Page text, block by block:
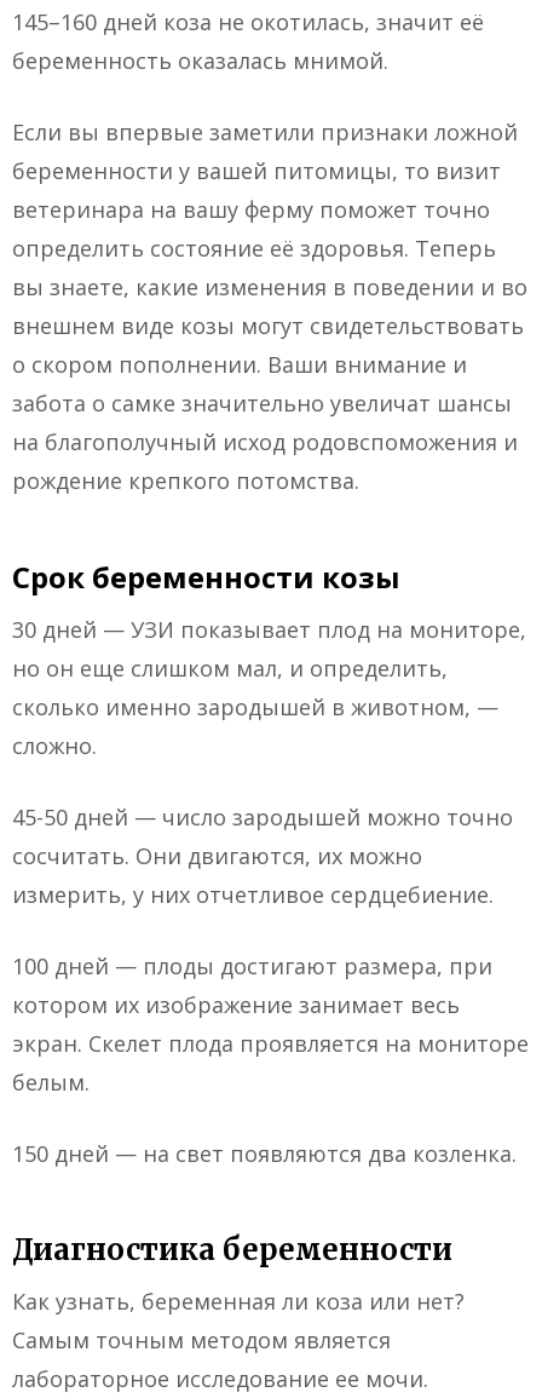
145–160 дней коза не окотилась, значит её
беременность оказалась мнимой.
Если вы впервые заметили признаки ложной
беременности у вашей питомицы, то визит
ветеринара на вашу ферму поможет точно
определить состояние её здоровья. Теперь
вы знаете, какие изменения в поведении и во
внешнем виде козы могут свидетельствовать
о скором пополнении. Ваши внимание и
забота о самке значительно увеличат шансы
на благополучный исход родовспоможения и
рождение крепкого потомства.
Срок беременности козы
30 дней — УЗИ показывает плод на мониторе,
но он еще слишком мал, и определить,
сколько именно зародышей в животном, —
сложно.
45-50 дней — число зародышей можно точно
сосчитать. Они двигаются, их можно
измерить, у них отчетливое сердцебиение.
100 дней — плоды достигают размера, при
котором их изображение занимает весь
экран. Скелет плода проявляется на мониторе
белым.
150 дней — на свет появляются два козленка.
Диагностика беременности
Как узнать, беременная ли коза или нет?
Самым точным методом является
лабораторное исследование ее мочи.